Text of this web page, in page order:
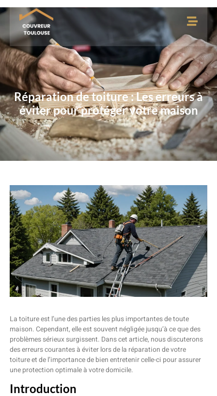
Réparation de toiture : Les erreurs à
éviter pour protéger votre maison
La toiture est l’une des parties les plus importantes de toute
maison. Cependant, elle est souvent négligée jusqu’à ce que des
problèmes sérieux surgissent. Dans cet article, nous discuterons
des erreurs courantes à éviter lors de la réparation de votre
toiture et de l’importance de bien entretenir celle-ci pour assurer
une protection optimale à votre domicile.
Introduction